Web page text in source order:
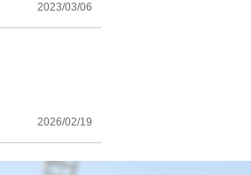
2023/03/06
2026/02/19